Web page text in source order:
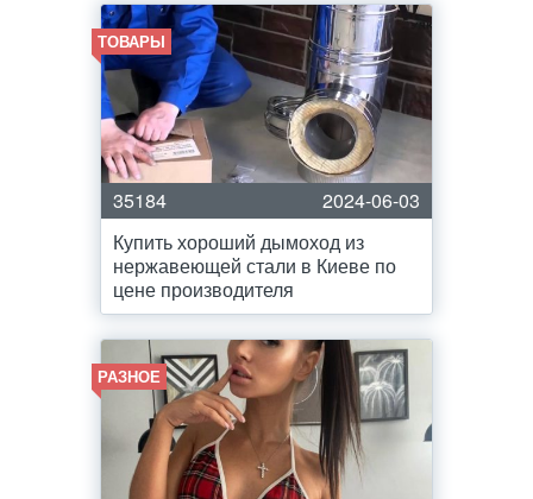
ТОВАРЫ
35184
2024-06-03
Купить хороший дымоход из
нержавеющей стали в Киеве по
цене производителя
РАЗНОЕ